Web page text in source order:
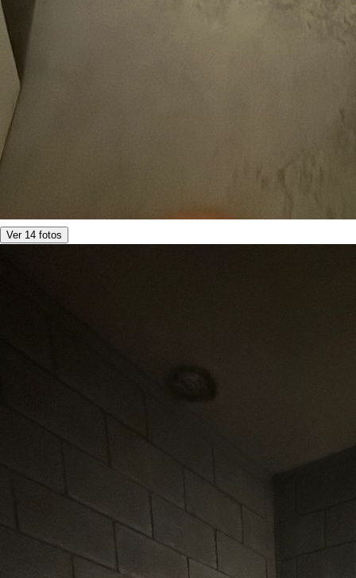
Ver 14 fotos